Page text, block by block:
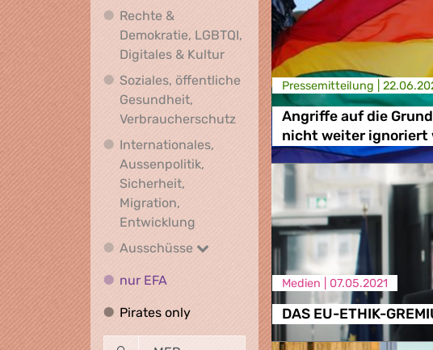
Rechte &
Demokratie, LGBTQI,
Digitales & KulturRechte & Demokratie, LGBTQI,
Soziales, öffentliche
Gesundheit,
Verbraucherschutz Soziales, öffentliche
Internationales,
Aussenpolitik,
Sicherheit,
Migration,
Entwicklung Internationales, Aussenpolitik,
Ausschüsse
Ausschüsse
nur EFA
Pirates onlyPirates only
Presse­mitteilung |
Angriffe auf die
nicht weiter ignoriert
Medien | 07.05.2021
DAS EU-ETHIK-